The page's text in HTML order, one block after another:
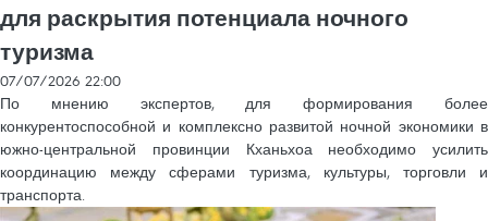
для раскрытия потенциала ночного
туризма
07/07/2026 22:00
По мнению экспертов, для формирования более
конкурентоспособной и комплексно развитой ночной экономики в
южно-центральной провинции Кханьхоа необходимо усилить
координацию между сферами туризма, культуры, торговли и
транспорта.